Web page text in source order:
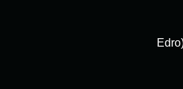
הספינה הטרופה אדְרו 3 (Edro